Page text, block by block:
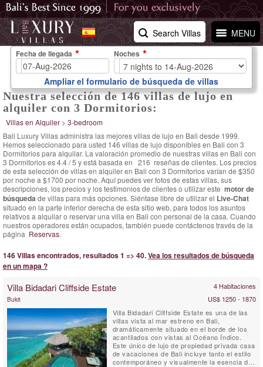
MENU
Search Villas
Nuestra selección de 146 villas de lujo en
alquiler con 3 Dormitorios:
Villas en Alquiler > 3-bedroom
Bali Luxury Villas administra las mejores villas de lujo en Bali desde 1999.
Hemos seleccionado para usted 146 villas de lujo disponibles en Bali con 3
Dormitorios para alquilar. La valoración promedio de nuestras villas en Bali con
3 Dormitorios es4.4/5 y está basada en 216 reseñas de clientes. Los precios
de esta selección de villas en alquiler en Bali con 3 Dormitorios varían de $350
por noche a $1700 por noche. Aquí puedes ver fotos de estas villas, sus
descripciones, los precios y los testimonios de clientes o utilizar este motor de
búsqueda de villas para más opciones. Siéntase libre de utilizar el Live-Chat
situado en la parte inferior derecha de esta sitio web, para todos los asuntos
relativos a alquilar o reservar una villa en Bali con personal de la casa. Cuando
nuestros operadores están ocupados, también puede contáctenos través de la
página Reservas.
146 Villas encontrados, resultados 1 => 40.Vea los resultados de búsqueda
en un mapa ?
Villa Bidadari Cliffside Estate 4 Habitaciones
Bukit
US$ 1250 - 1870
Villa Bidadari Cliffside Estate es una de las
villas vista al mar estreno en Bali,
dramáticamente situado en el borde de los
acantilados con vistas al Océano Índico.
Este único de lujo de propiedad privada casa
de vacaciones de Bali incluye tanto el estilo
contemporáneo y visualmente la esencia de
Fecha de llegada Noches
Ampliar el formulario de búsqueda de villas